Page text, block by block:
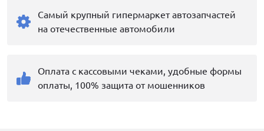
Самый крупный гипермаркет автозапчастей
на отечественные автомобили
Оплата с кассовыми чеками, удобные формы
оплаты, 100% защита от мошенников